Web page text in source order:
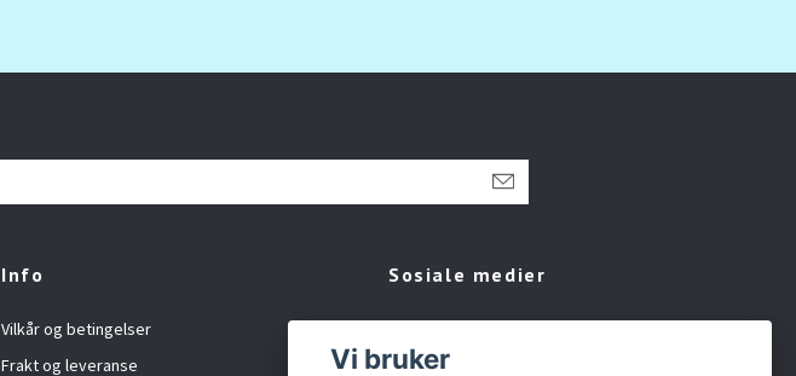
Info
Vilkår og betingelser
Frakt og leveranse
Sosiale medier
Vi bruker